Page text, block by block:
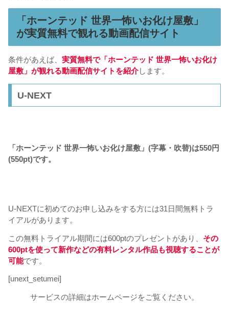
「ホーンテッド 世界一怖いお化け屋敷」
が実質無料で観れる動画配信サイト
条件があえば、 実質無料で「ホーンテッド 世界一怖いお化け
屋敷」が観れる動画配信サイトを紹介します。
U-NEXT
「ホーンテッド 世界一怖いお化け屋敷」(字幕・吹替)は550円
(550pt)です。
U-NEXTに初めてのお申し込みをする方には31日間無料トラ
イアルがあります。
この無料トライアル期間には600ptのプレゼントがあり、 その
600ptを使って新作などの有料レンタル作品も視聴することが
可能です。
[unext_setumei]
サービスの詳細はホームページをご覧ください。